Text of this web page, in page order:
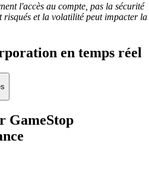
l'accès au compte, pas la sécurité
risqués et la volatilité peut impacter la
en temps réel
GameStop